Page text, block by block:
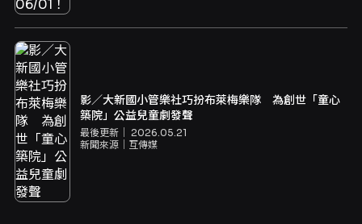
影／大新國小管樂社巧扮布萊梅樂隊 為創世「童心
築院」公益兒童劇發聲
最後更新｜ 2026.05.21
新聞來源｜ 互傳媒